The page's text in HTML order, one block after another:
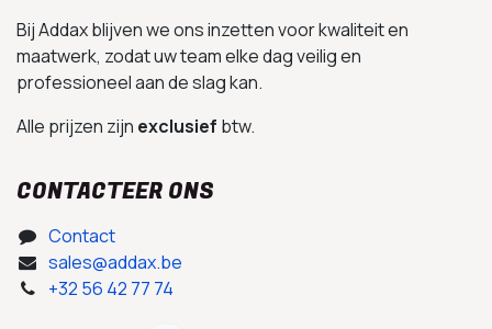
Bij Addax blijven we ons inzetten voor kwaliteit en
maatwerk, zodat uw team elke dag veilig en
professioneel aan de slag kan.
Alle prijzen zijn exclusief btw.
CONTACTEER ONS
Contact
sales@addax.be
+32 56 42 77 74